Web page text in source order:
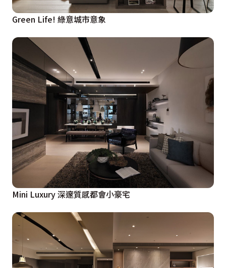
Green Life! 綠意城市意象
Mini Luxury 深邃質感都會小豪宅